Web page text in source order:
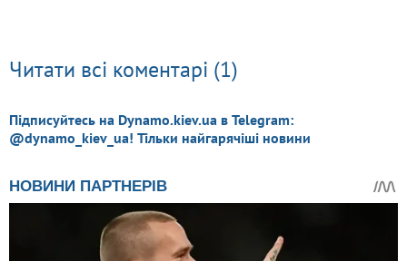
Читати всі коментарі (1)
Підписуйтесь на Dynamo.kiev.ua в Telegram:
@dynamo_kiev_ua! Тільки найгарячіші новини